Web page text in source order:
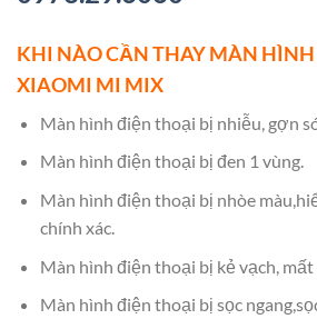
KHI NÀO CẦN THAY MÀN
XIAOMI MI MIX
Màn hình điện thoại bị nhiễu, gợn
Màn hình điện thoại bị đen 1 vùng.
Màn hình điện thoại bị nhòe
chính xác.
Màn hình điện thoại bị kẻ vạch, mất
Màn hình điện thoại bị sọc